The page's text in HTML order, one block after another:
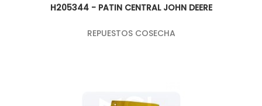
H205344 - PATIN CENTRAL JOHN DEERE
REPUESTOS COSECHA